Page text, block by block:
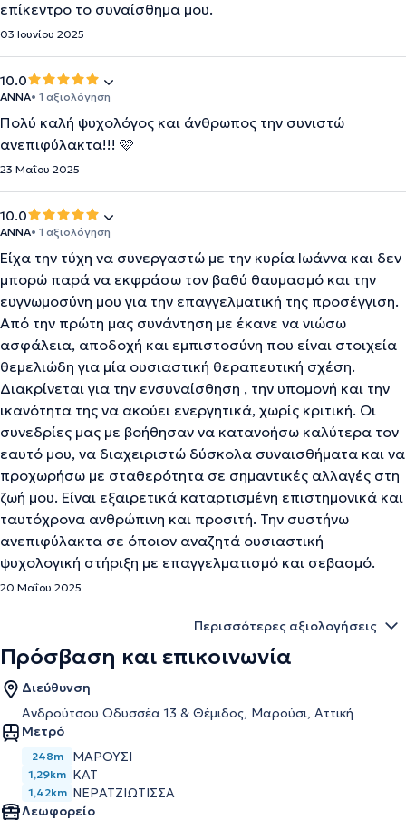
επίκεντρο το συναίσθημα μου.
03 Ιουνίου 2025
10.0
ΑΝΝΑ• 1 αξιολόγηση
Πολύ καλή ψυχολόγος και άνθρωπος την συνιστώ
ανεπιφύλακτα!!! 🩷
23 Μαΐου 2025
10.0
ANNA• 1 αξιολόγηση
Είχα την τύχη να συνεργαστώ με την κυρία Ιωάννα και δεν
μπορώ παρά να εκφράσω τον βαθύ θαυμασμό και την
ευγνωμοσύνη μου για την επαγγελματική της προσέγγιση.
Από την πρώτη μας συνάντηση με έκανε να νιώσω
ασφάλεια, αποδοχή και εμπιστοσύνη που είναι στοιχεία
θεμελιώδη για μία ουσιαστική θεραπευτική σχέση.
Διακρίνεται για την ενσυναίσθηση , την υπομονή και την
ικανότητα της να ακούει ενεργητικά, χωρίς κριτική. Οι
συνεδρίες μας με βοήθησαν να κατανοήσω καλύτερα τον
εαυτό μου, να διαχειριστώ δύσκολα συναισθήματα και να
προχωρήσω με σταθερότητα σε σημαντικές αλλαγές στη
ζωή μου. Είναι εξαιρετικά καταρτισμένη επιστημονικά και
ταυτόχρονα ανθρώπινη και προσιτή. Την συστήνω
ανεπιφύλακτα σε όποιον αναζητά ουσιαστική
ψυχολογική στήριξη με επαγγελματισμό και σεβασμό.
20 Μαΐου 2025
Περισσότερες αξιολογήσεις
Πρόσβαση και επικοινωνία
Διεύθυνση
Ανδρούτσου Οδυσσέα 13 & Θέμιδος, Μαρούσι, Αττική
Μετρό
248m ΜΑΡΟΥΣΙ
1,29km ΚΑΤ
1,42km ΝΕΡΑΤΖΙΩΤΙΣΣΑ
Λεωφορείο